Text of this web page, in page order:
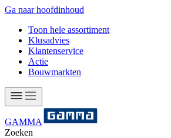
Ga naar hoofdinhoud
Toon hele assortiment
Klusadvies
Klantenservice
Actie
Bouwmarkten
GAMMA
Zoeken